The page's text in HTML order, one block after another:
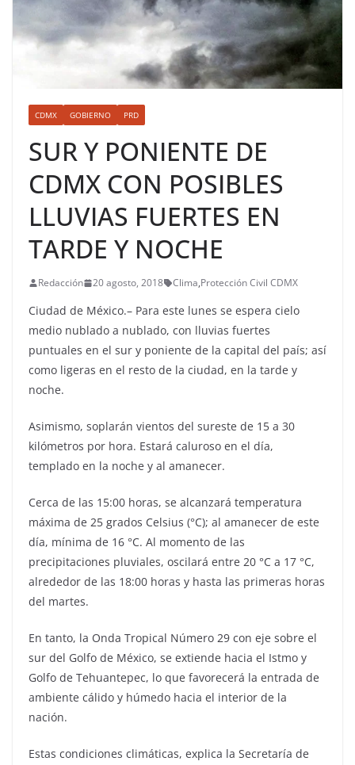
CDMX GOBIERNO PRD
SUR Y PONIENTE DE
CDMX CON POSIBLES
LLUVIAS FUERTES EN
TARDE Y NOCHE
Redacción 20 agosto, 2018 Clima,Protección Civil CDMX
Ciudad de México.– Para este lunes se espera cielo
medio nublado a nublado, con lluvias fuertes
puntuales en el sur y poniente de la capital del país; así
como ligeras en el resto de la ciudad, en la tarde y
noche.
Asimismo, soplarán vientos del sureste de 15 a 30
kilómetros por hora. Estará caluroso en el día,
templado en la noche y al amanecer.
Cerca de las 15:00 horas, se alcanzará temperatura
máxima de 25 grados Celsius (°C); al amanecer de este
día, mínima de 16 °C. Al momento de las
precipitaciones pluviales, oscilará entre 20 °C a 17 °C,
alrededor de las 18:00 horas y hasta las primeras horas
del martes.
En tanto, la Onda Tropical Número 29 con eje sobre el
sur del Golfo de México, se extiende hacia el Istmo y
Golfo de Tehuantepec, lo que favorecerá la entrada de
ambiente cálido y húmedo hacia el interior de la
nación.
Estas condiciones climáticas, explica la Secretaría de